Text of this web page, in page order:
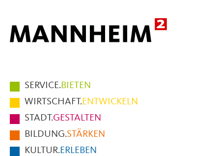
Hauptmenüpunkte
im
Fußbereich
der
Seite
SERVICE.BIETEN
WIRTSCHAFT.ENTWICKELN
STADT.GESTALTEN
BILDUNG.STÄRKEN
KULTUR.ERLEBEN